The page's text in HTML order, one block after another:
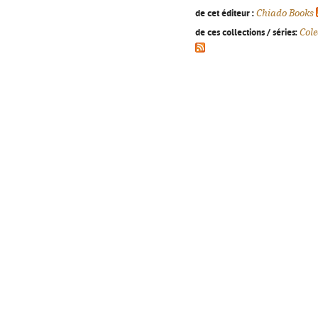
de cet éditeur : Chiado Books
de ces collections / séries: